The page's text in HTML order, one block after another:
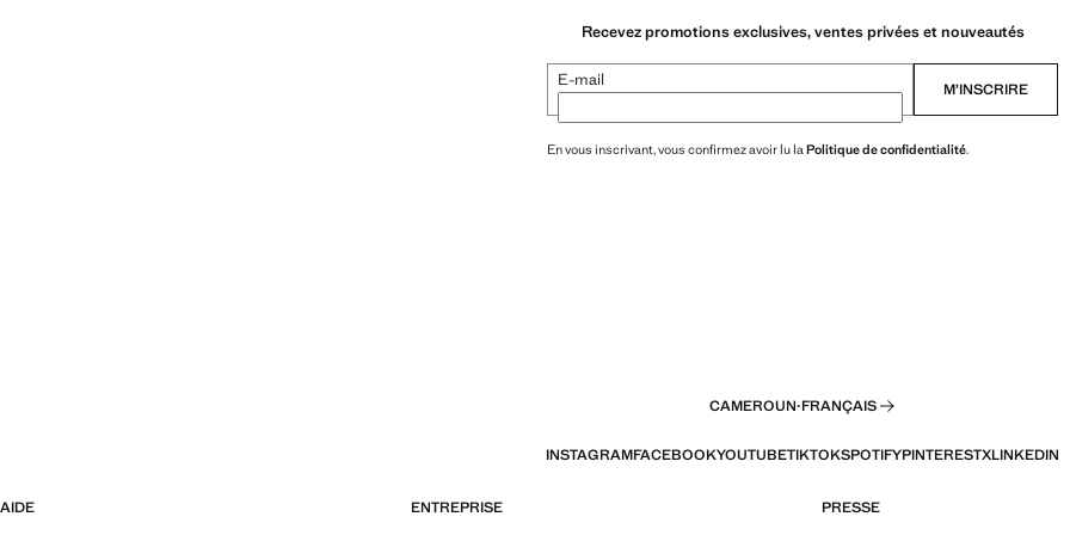
Recevez promotions exclusives, ventes privées et nouveautés
E-mail M’INSCRIRE
En vous inscrivant, vous confirmez avoir lu la Politique de confidentialité.
CAMEROUN·FRANÇAIS
INSTAGRAMFACEBOOKYOUTUBETIKTOKSPOTIFYPINTERESTXLINKEDIN
AIDE ENTREPRISE PRESSE